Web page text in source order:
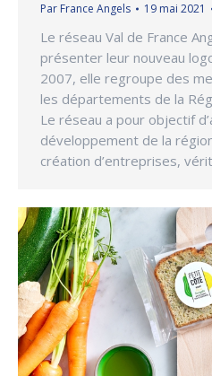
Par France Angels 19 mai 2021
Le réseau Val de France
présenter leur nouveau
2007, elle regroupe des
les départements de la
Le réseau a pour objectif
développement de la
création d’entreprises,